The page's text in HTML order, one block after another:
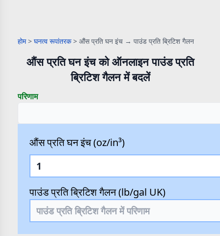
होम > घनत्व रूपांतरक > औंस प्रति घन इंच → पाउंड प्रति ब्रिटिश गैलन
औंस प्रति घन इंच को ऑनलाइन पाउंड प्रति
ब्रिटिश गैलन में बदलें
परिणाम
औंस प्रति घन इंच (oz/in³)
पाउंड प्रति ब्रिटिश गैलन (lb/gal UK)